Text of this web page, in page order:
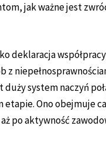
jak ważne jest
deklaracja
z
system naczyń
etapie. Ono obejmuje
po aktywność